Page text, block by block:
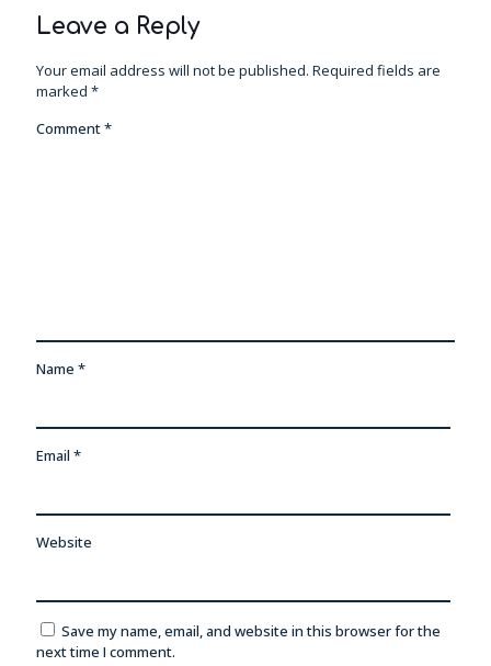
Leave a Reply
Your email address will not be published. Required fields are
marked *
Comment*
Name *
Email *
Website
Save my name, email, and website in this browser for the
next time I comment.